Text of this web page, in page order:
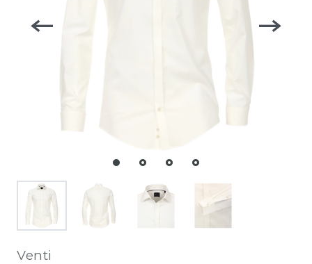
Venti